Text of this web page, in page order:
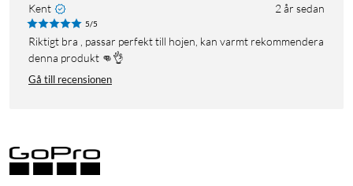
Kent 2 år sedan
5/5
Riktigt bra , passar perfekt till hojen, kan varmt rekommendera
denna produkt 👊👌
Gå till recensionen